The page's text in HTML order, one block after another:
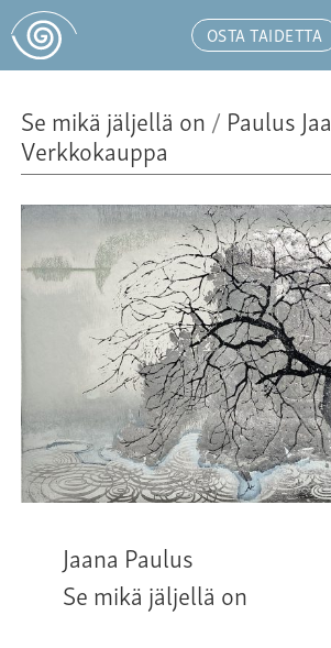
OSTA TAIDETTA
Se mikä jäljellä on/ Paulus
Verkkokauppa
Jaana Paulus
Se mikä jäljellä on